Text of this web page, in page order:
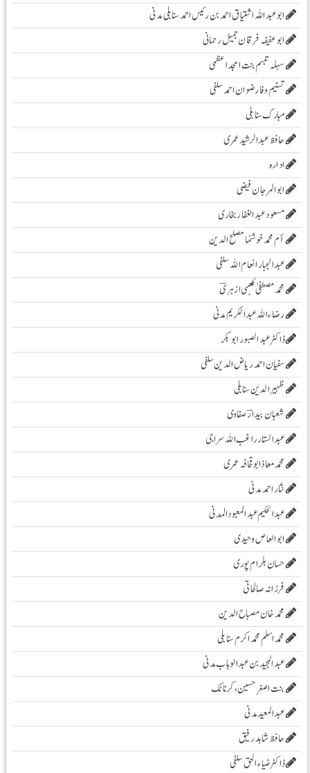
ابو عبد اللہ اشتیاق احمد بن رئیس احمد سنابلی مدنی
ابو عفیفہ فرقان جمیل رحمانی
سہلہ تبسم بنت امجد اعظمی
تسنیم وفا رضوان احمد سلفی
مبارک سنابلی
حافظ عبدالرشید عمری
ادارہ
ابوالمرجان فیضی
مسعود عبد الغفار بخاری
أم محمد خوشنما مصلح الدین
عبدالجبار انعام اللہ سلفی
محمد مصطفیٰ کعبی ازہریؔ
رضاء اللہ عبد الکریم مدنی
ڈاکٹر عبد الصبور ابو بکر
سفیان احمد ریاض الدین سلفی
ظہیرالدین سنابلی
شعبان بیدارؔ صفاوی
عبدالستار راغب اللہ سراجی
محمدمعاذابوقحافہ عمری
نثار احمد مدنی
عبدالحکیم عبدالمعبودالمدنی
ابو العاص وحیدی
حسان بلرام پوری
فرزانہ صالحاتی
محمد خان مصباح الدین
محمد اسلم محمد اکرم سنابلی
عبد المجید بن عبد الوہاب مدنی
بنت اصغر حسین، کرناٹک
عبدالمعید مدنی
حافظ شاہد رفیق
ڈاکٹر ضیاء الحق سلفی